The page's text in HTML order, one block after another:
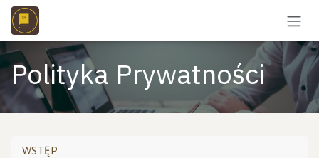
Skip to Content
Polityka Prywatności
WSTĘP